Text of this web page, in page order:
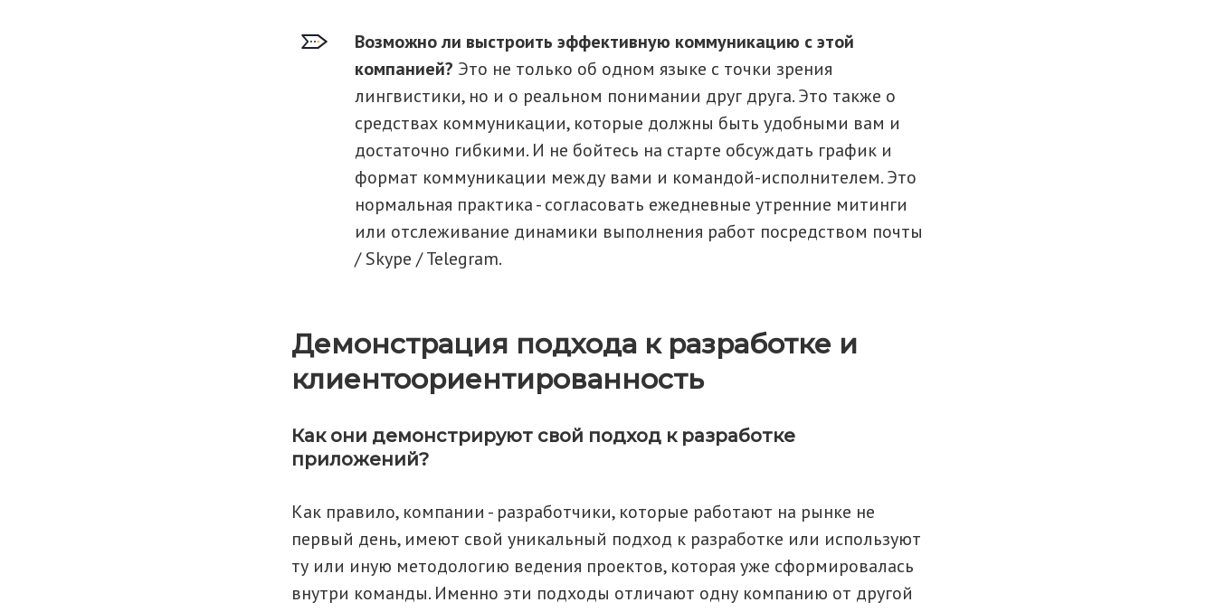
Возможно ли выстроить эффективную коммуникацию с этой
компанией? Это не только об одном языке с точки зрения
лингвистики, но и о реальном понимании друг друга. Это также о
средствах коммуникации, которые должны быть удобными вам и
достаточно гибкими. И не бойтесь на старте обсуждать график и
формат коммуникации между вами и командой-исполнителем. Это
нормальная практика - согласовать ежедневные утренние митинги
или отслеживание динамики выполнения работ посредством почты
/ Skype / Telegram.
Демонстрация подхода к разработке и
клиентоориентированность
Как они демонстрируют свой подход к разработке
приложений?
Как правило, компании - разработчики, которые работают на рынке не
первый день, имеют свой уникальный подход к разработке или используют
ту или иную методологию ведения проектов, которая уже сформировалась
внутри команды. Именно эти подходы отличают одну компанию от другой